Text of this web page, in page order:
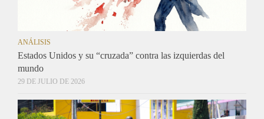
ANÁLISIS
Estados Unidos y su “cruzada” contra las izquierdas del
mundo
29 DE JULIO DE 2026